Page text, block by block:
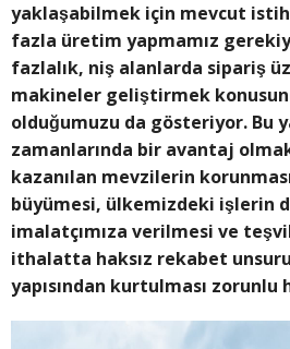
yaklaşabilmek için mevcut
fazla üretim yapmamız
fazlalık, niş alanlarda sipariş
makineler geliştirmek
olduğumuzu da gösteriyor. Bu
zamanlarında bir avantaj
kazanılan mevzilerin
büyümesi, ülkemizdeki işlerin
imalatçımıza verilmesi ve
ithalatta haksız rekabet
yapısından kurtulması zorunlu